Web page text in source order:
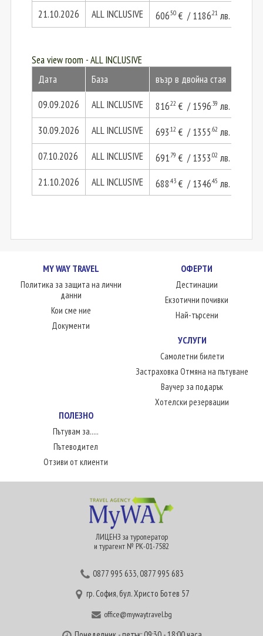
21.10.2026 ALL INCLUSIVE 606.50€ / 1186.21лв.
Sea view room - ALL INCLUSIVE
Дата
База възр в двойна стая
09.09.2026
ALL INCLUSIVE 816.22 € / 1596.39 лв.
30.09.2026 ALL INCLUSIVE 693.12 € / 1355.62 лв.
07.10.2026 ALL INCLUSIVE 691.79 € / 1353.02 лв.
21.10.2026 ALL INCLUSIVE 688.43€ / 1346.45 лв.
MY WAY TRAVEL
Политика за защита на лични
данни
Кои сме ние
Документи
ОФЕРТИ
Дестинации
Екзотични почивки
Най-търсени
УСЛУГИ
Самолетни билети
Застраховка Отмяна на пътуване
Ваучер за подарък
Хотелски резервации
ПОЛЕЗНО
Пътувам за.....
Пътеводител
Отзиви от клиенти
ЛИЦЕНЗ за туроператор
и турагент № РК-01-7582
0877 995 633,0877 995 683
гр. София, бул. Христо Ботев 57
office@mywaytravel.bg